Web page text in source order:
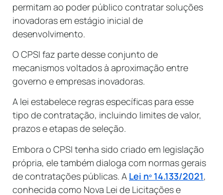
permitam ao poder público contratar soluções
inovadoras em estágio inicial de
desenvolvimento.
O CPSI faz parte desse conjunto de
mecanismos voltados à aproximação entre
governo e empresas inovadoras.
A lei estabelece regras específicas para esse
tipo de contratação, incluindo limites de valor,
prazos e etapas de seleção.
Embora o CPSI tenha sido criado em legislação
própria, ele também dialoga com normas gerais
de contratações públicas. A Lei nº 14.133/2021,
conhecida como Nova Lei de Licitações e